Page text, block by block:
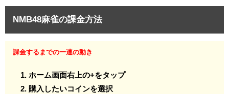
NMB48麻雀の課金方法
課金するまでの一連の動き
ホーム画面右上の+をタップ
購入したいコインを選択